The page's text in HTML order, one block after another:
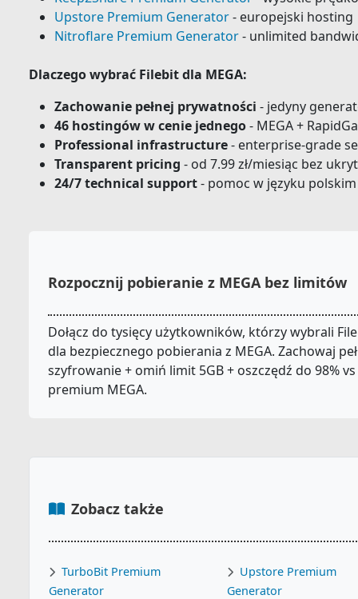
Upstore Premium Generator- europejski hosting
Nitroflare Premium Generator- unlimited
Dlaczego wybrać Filebit dla MEGA:
Zachowanie pełnej prywatności - jedyny
46 hostingów w cenie jednego- MEGA +
Professional infrastructure- enterprise-grade
Transparent pricing - od 7.99 zł/miesiąc bez
24/7 technical support- pomoc w języku polskim
Rozpocznij pobieranie z MEGA bez limitów
Dołącz do tysięcy użytkowników, którzy wybrali
dla bezpiecznego pobierania z MEGA. Zachowaj
szyfrowanie + omiń limit 5GB + oszczędź do 98% vs
premium MEGA.
Zobacz także
TurboBit Premium
Generator
Upstore Premium
Generator